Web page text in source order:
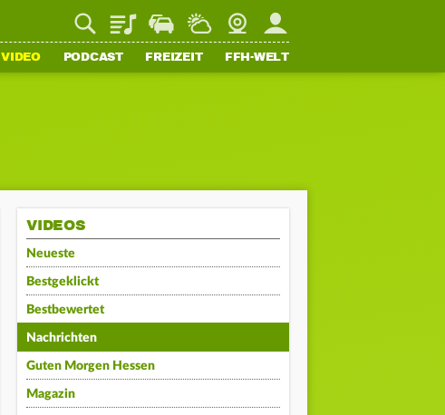
PlaylistStaupilotWetterWebcamMein FFH
VIDEO PODCAST FREIZEIT FFH-WELT
VIDEOS
Neueste
Bestgeklickt
Bestbewertet
Nachrichten
Guten Morgen Hessen
Magazin